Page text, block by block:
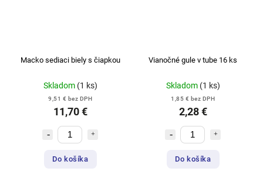
Macko sediaci biely s čiapkou
Skladom (1 ks)
9,51 € bez DPH
11,70 €
Do košíka
Vianočné gule v tube 16 ks
Skladom (1 ks)
1,85 € bez DPH
2,28 €
Do košíka